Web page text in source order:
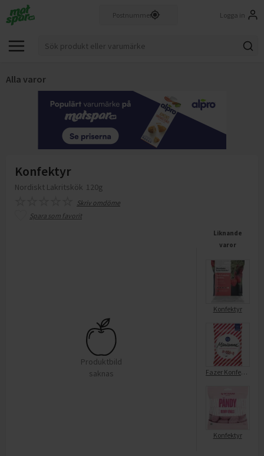
Logga in
Alla varor
Konfektyr
Nordiskt Lakritskök 120g
Skriv omdöme
Spara som favorit
Produktbild
saknas
Liknande
varor
Konfektyr
Fazer Konfektyr Marianne
Konfektyr